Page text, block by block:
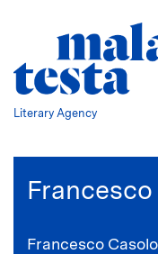
Literary Agency
Francesco